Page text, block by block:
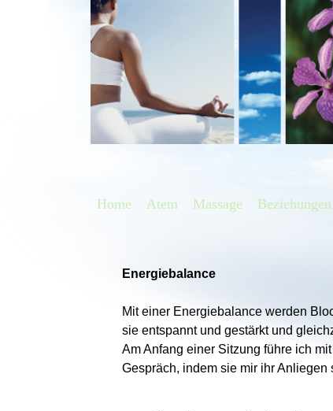
Home Atem Massage Beziehungen
Energiebalance
Mit einer Energiebalance werden
sie entspannt und gestärkt und
Am Anfang einer Sitzung führe ich
Gespräch, indem sie mir ihr Anliegen